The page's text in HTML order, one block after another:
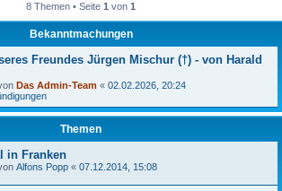
8 Themen • Seite 1 von 1
Bekanntmachungen
Freundes Jürgen Mischur (†) - von Harald
Das Admin-Team « 02.02.2026, 20:24
Themen
in Franken
Alfons Popp « 07.12.2014, 15:08